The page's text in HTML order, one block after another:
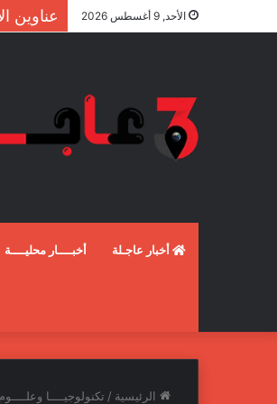
الأحد, 9 أغسطس 2026 عناوين
أخبار عاجـلة أخبــــار محليــــة
الرئيسية / تكنولوجيــــا وعلــــوم